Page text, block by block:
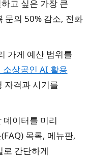
고 싶은 가장 큰
문의 50% 감소, 전화
가게 예산 범위를
상공인 AI 활용
자격과 시기를
데이터를 미리
목록, 메뉴판,
로 간단하게